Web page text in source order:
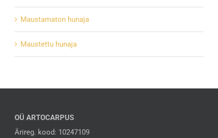
Maustamaton hunaja
Maustettu hunaja
OÜ ARTOCARPUS
Ärireg. kood: 10247109